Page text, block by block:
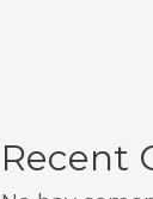
Recent